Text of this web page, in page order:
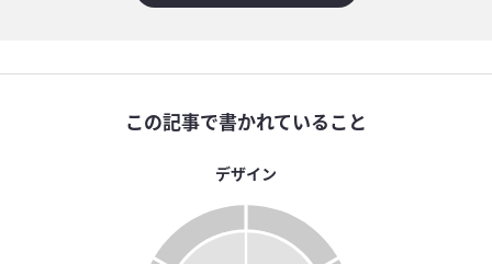
この記事で書かれていること
デザイン